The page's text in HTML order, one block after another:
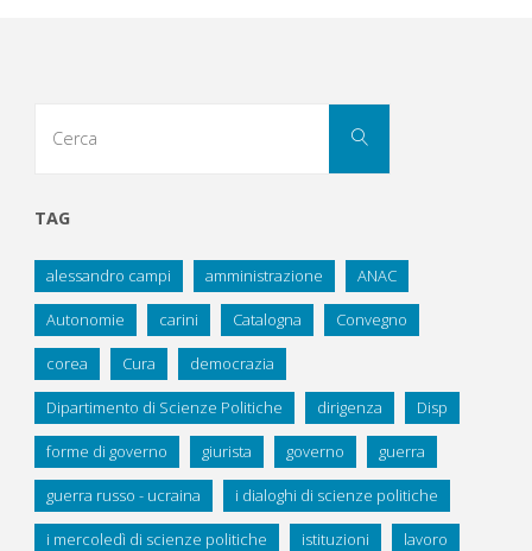
Cerca
TAG
alessandro campi amministrazione ANAC
Autonomie carini Catalogna Convegno
corea Cura democrazia
Dipartimento di Scienze Politiche dirigenza Disp
forme di governo giurista governo guerra
guerra russo - ucraina i dialoghi di scienze politiche
i mercoledì di scienze politiche istituzioni lavoro